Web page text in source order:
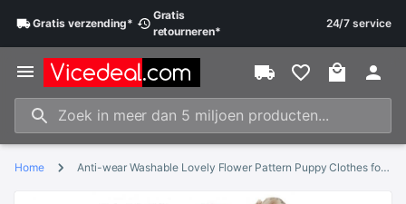
Gratisverzending*
Gratis
retourneren*
24/7 service
Home Anti-wear Washable Lovely Flower Pattern Puppy Clothes for Photography